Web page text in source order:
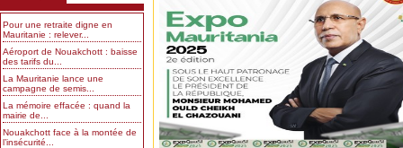
Pour une retraite digne en
Mauritanie : relever...
Aéroport de Nouakchott : baisse
des tarifs du...
La Mauritanie lance une
campagne de semis...
La mémoire effacée : quand la
mairie de...
Nouakchott face à la montée de
l’insécurité...